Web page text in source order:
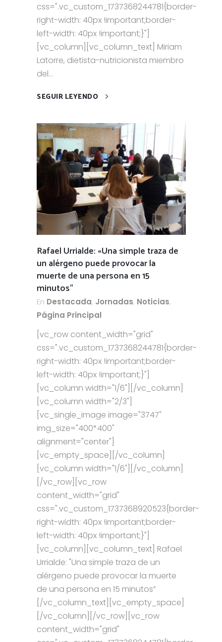
css=".vc_custom_1737368244781{border-
right-width: 40px !important;border-
left-width: 40px !important;}"]
[vc_column][vc_column_text] Miriam
Latorre, dietista-nutricionista miembro
del...
SEGUIR LEYENDO
Rafael Urrialde: «Una simple traza de
un alérgeno puede provocar la
muerte de una persona en 15
minutos”
En Destacada, Jornadas, Noticias,
Página Principal
[vc_row content_width="grid"
css=".vc_custom_1737368244781{border-
right-width: 40px !important;border-
left-width: 40px !important;}"]
[vc_column width="1/6"][/vc_column]
[vc_column width="2/3"]
[vc_single_image image="3747"
img_size="400*400"
alignment="center"]
[vc_empty_space][/vc_column]
[vc_column width="1/6"][/vc_column]
[/vc_row][vc_row
content_width="grid"
css=".vc_custom_1737368920523{border-
right-width: 40px !important;border-
left-width: 40px !important;}"]
[vc_column][vc_column_text] Rafael
Urrialde: "Una simple traza de un
alérgeno puede provocar la muerte
de una persona en 15 minutos”
[/vc_column_text][vc_empty_space]
[/vc_column][/vc_row][vc_row
content_width="grid"